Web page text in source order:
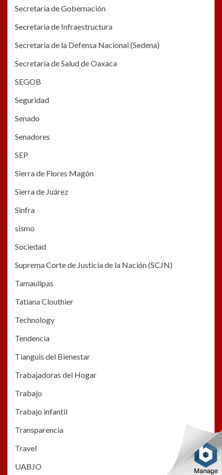
Secretaria de Gobernación
Secretaria de Infraestructura
Secretaria de la Defensa Nacional (Sedena)
Secretaria de Salud de Oaxaca
SEGOB
Seguridad
Senado
Senadores
SEP
Sierra de Flores Magón
Sierra de Juárez
Sinfra
sismo
Sociedad
Suprema Corte de Justicia de la Nación (SCJN)
Tamaulipas
Tatiana Clouthier
Technology
Tendencia
Tianguis del Bienestar
Trabajadoras del Hogar
Trabajo
Trabajo infantil
Transparencia
Travel
UABJO